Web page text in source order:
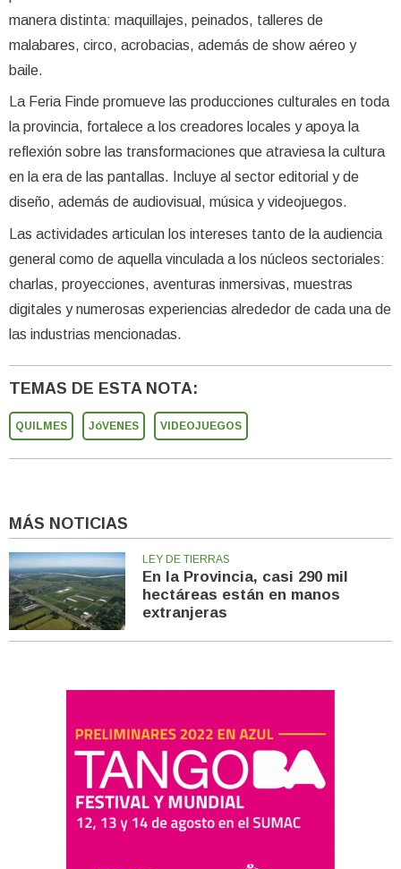
manera distinta: maquillajes, peinados, talleres de
malabares, circo, acrobacias, además de show aéreo y
baile.
La Feria Finde promueve las producciones culturales en toda
la provincia, fortalece a los creadores locales y apoya la
reflexión sobre las transformaciones que atraviesa la cultura
en la era de las pantallas. Incluye al sector editorial y de
diseño, además de audiovisual, música y videojuegos.
Las actividades articulan los intereses tanto de la audiencia
general como de aquella vinculada a los núcleos sectoriales:
charlas, proyecciones, aventuras inmersivas, muestras
digitales y numerosas experiencias alrededor de cada una de
las industrias mencionadas.
TEMAS DE ESTA NOTA:
QUILMES JóVENES VIDEOJUEGOS
MÁS NOTICIAS
LEY DE TIERRAS
En la Provincia, casi 290 mil
hectáreas están en manos
extranjeras